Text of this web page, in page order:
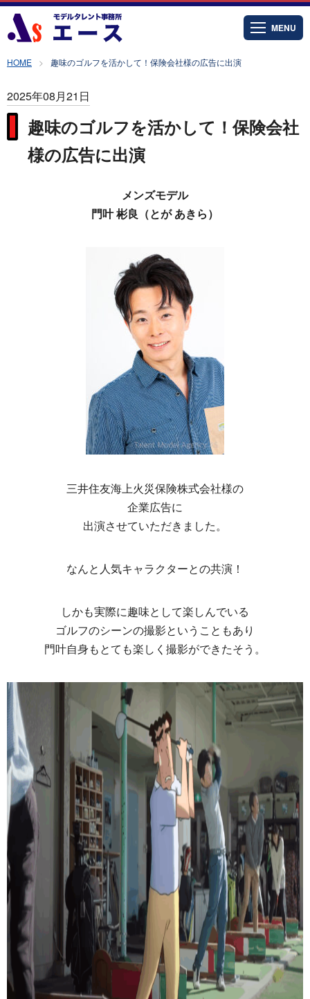
MENU
HOME 趣味のゴルフを活かして！保険会社様の広告に出演
2025年08月21日
趣味のゴルフを活かして！保険会社
様の広告に出演
メンズモデル
門叶 彬良（とが あきら）
三井住友海上火災保険株式会社様の
企業広告に
出演させていただきました。
なんと人気キャラクターとの共演！
しかも実際に趣味として楽しんでいる
ゴルフのシーンの撮影ということもあり
門叶自身もとても楽しく撮影ができたそう。